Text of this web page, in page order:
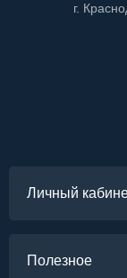
г.
Личный
Полезное